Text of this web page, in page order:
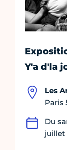
Y'a d'la
Les
Paris
Du
juillet